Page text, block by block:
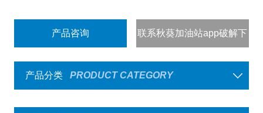
产品咨询 联系秋葵加油站app破解下
载
产品分类
PRODUCT CATEGORY